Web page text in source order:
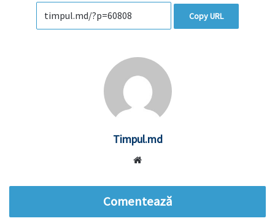
Copy URL
Timpul.md
Comentează